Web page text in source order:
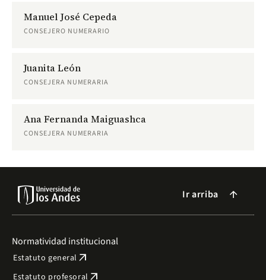
Manuel José Cepeda
CONSEJERO NUMERARIO
Juanita León
CONSEJERA NUMERARIA
Ana Fernanda Maiguashca
CONSEJERA NUMERARIA
Ir arriba arrow_forward
Normatividad institucional
Estatuto general arrow_outward
Estatuto profesoral arrow_outward